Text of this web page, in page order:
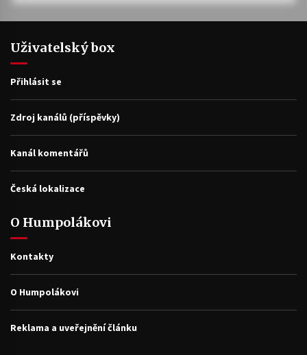
Uživatelský box
Přihlásit se
Zdroj kanálů (příspěvky)
Kanál komentářů
Česká lokalizace
O Humpolákovi
Kontakty
O Humpolákovi
Reklama a uveřejnění článku